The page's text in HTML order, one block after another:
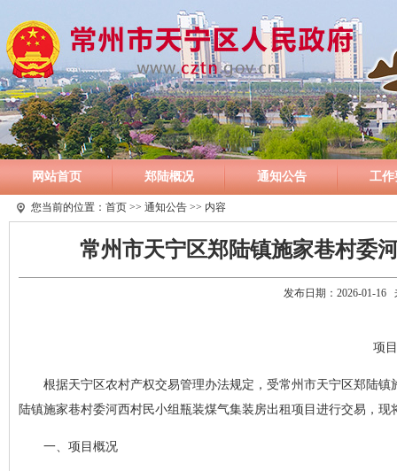
网站首页 郑陆概况 通知公告 工作
您当前的位置： 首页 >> 通知公告 >> 内容
常州市天宁区郑陆镇施家巷村委
发布日期：2026-01-16
项
根据天宁区农村产权交易管理办法规定，受常州市天宁区郑陆
陆镇施家巷村委河西村民小组瓶装煤气集装房出租项目进行交易，现
一、项目概况